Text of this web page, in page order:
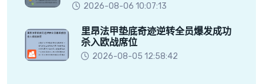
2026-08-06 10:07:13
里昂法甲垫底奇迹逆转全员爆发成功
杀入欧战席位
2026-08-05 12:58:42